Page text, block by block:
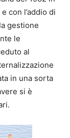
con l’addio di
gestione
le
al
in una sorta
si è